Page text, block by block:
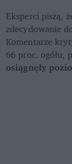
Eksperci piszą,
zdecydowanie
Komentarze
66 proc. ogółu,
osiągnęły